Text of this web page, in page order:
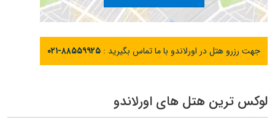
جهت رزرو هتل در اورلاندو با ما تماس بگیرید : ۰۲۱-۸۸۵۵۹۹۲۵
لوکس ترین هتل های اورلاندو